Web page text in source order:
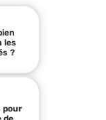
les
?
pour